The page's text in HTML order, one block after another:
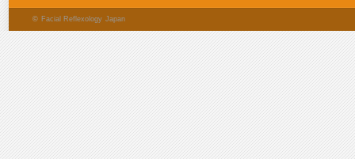
© Facial Reflexology Japan